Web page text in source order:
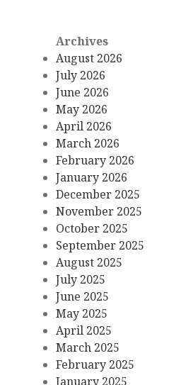
Archives
August 2026
July 2026
June 2026
May 2026
April 2026
March 2026
February 2026
January 2026
December 2025
November 2025
October 2025
September 2025
August 2025
July 2025
June 2025
May 2025
April 2025
March 2025
February 2025
January 2025